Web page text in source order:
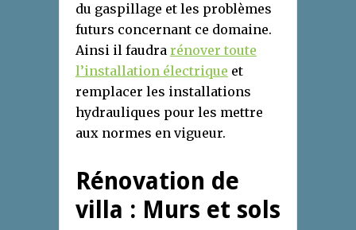
du gaspillage et les problèmes
futurs concernant ce domaine.
Ainsi il faudra rénover toute
l’installation électrique et
remplacer les installations
hydrauliques pour les mettre
aux normes en vigueur.
Rénovation de
villa : Murs et sols